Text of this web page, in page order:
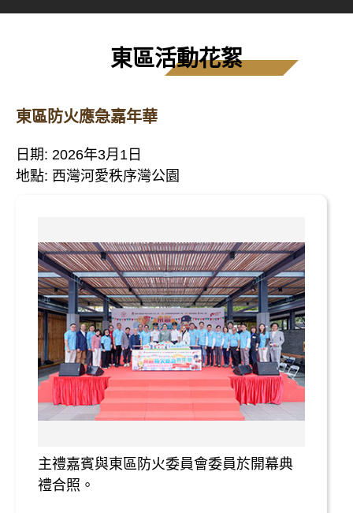
東區活動花絮
東區防火應急嘉年華
日期: 2026年3月1日
地點: 西灣河愛秩序灣公園
主禮嘉賓與東區防火委員會委員於開幕典
禮合照。